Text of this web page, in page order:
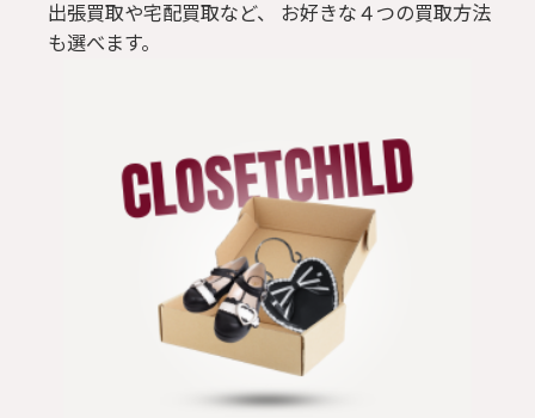
Tシャツ
ジャケット
出張買取や宅配買取など、 お好きな４つの買取方法
も選べます。